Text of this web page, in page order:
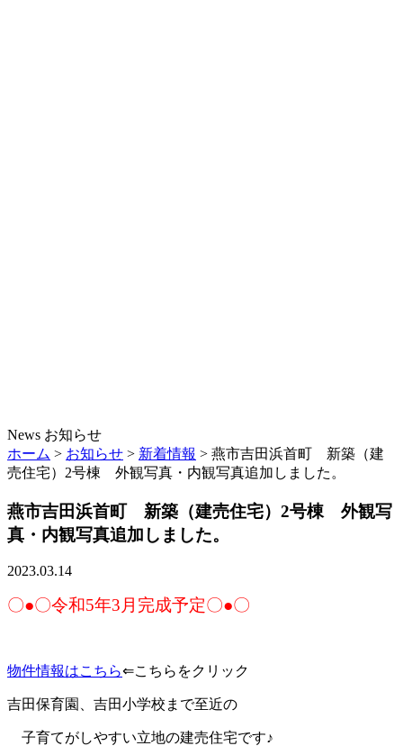
News お知らせ
ホーム > お知らせ > 新着情報 > 燕市吉田浜首町 新築（建
売住宅）2号棟 外観写真・内観写真追加しました。
燕市吉田浜首町 新築（建売住宅）2号棟 外観写
真・内観写真追加しました。
2023.03.14
〇●〇令和5年3月完成予定〇●〇
物件情報はこちら⇐こちらをクリック
吉田保育園、吉田小学校まで至近の
子育てがしやすい立地の建売住宅です♪